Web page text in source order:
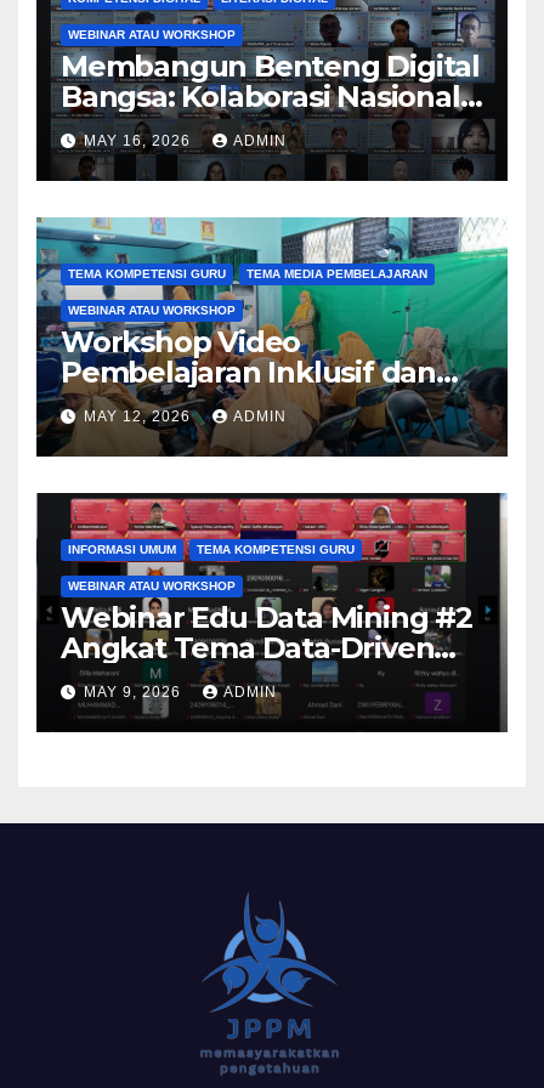
WEBINAR ATAU WORKSHOP
Membangun Benteng Digital
Bangsa: Kolaborasi Nasional
Perguruan Tinggi
Tingkatkan Literasi dan
Keamanan Siber Generasi
Muda melalui Kegiatan PkM
MAY 16, 2026 ADMIN
TEMA KOMPETENSI GURU TEMA MEDIA PEMBELAJARAN
WEBINAR ATAU WORKSHOP
Workshop Video
Pembelajaran Inklusif dan
Aksesibel Angkat
Pengembangan Media
Adaptif Berbasis Canva di
SKH Negeri 01 Kabupaten
Tangerang
MAY 12, 2026 ADMIN
INFORMASI UMUM TEMA KOMPETENSI GURU
WEBINAR ATAU WORKSHOP
Webinar Edu Data Mining #2
Angkat Tema Data-Driven
Learning Analytics
MAY 9, 2026 ADMIN